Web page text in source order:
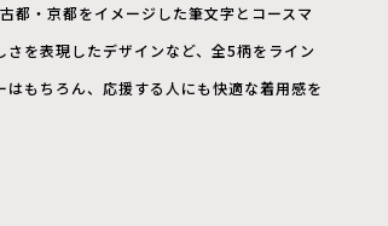
都・京都をイメージした筆文字とコースマ
を表現したデザインなど、全5柄をライン
もちろん、応援する人にも快適な着用感を